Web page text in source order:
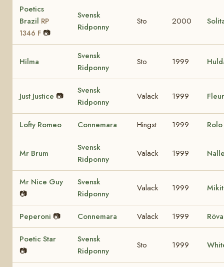
Poetics
Brazil RP
1346 F 📷
Svensk
Ridponny
Sto 2000
Hilma
Svensk
Ridponny
Sto 1999
Just Justice 📷
Svensk
Ridponny
Valack 1999
Lofty Romeo Connemara Hingst 1999 Rolo
Mr Brum
Svensk
Ridponny
Valack 1999
Mr Nice Guy
📷
Svensk
Ridponny
Valack 1999
Peperoni 📷 Connemara Valack 1999
Poetic Star
📷
Svensk
Ridponny
Sto 1999